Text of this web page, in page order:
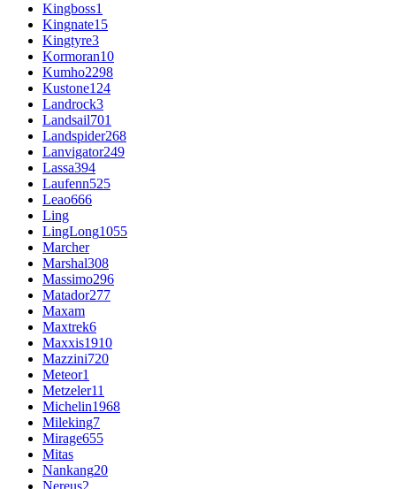
Kingboss1
Kingnate15
Kingtyre3
Kormoran10
Kumho2298
Kustone124
Landrock3
Landsail701
Landspider268
Lanvigator249
Lassa394
Laufenn525
Leao666
Ling
LingLong1055
Marcher
Marshal308
Massimo296
Matador277
Maxam
Maxtrek6
Maxxis1910
Mazzini720
Meteor1
Metzeler11
Michelin1968
Mileking7
Mirage655
Mitas
Nankang20